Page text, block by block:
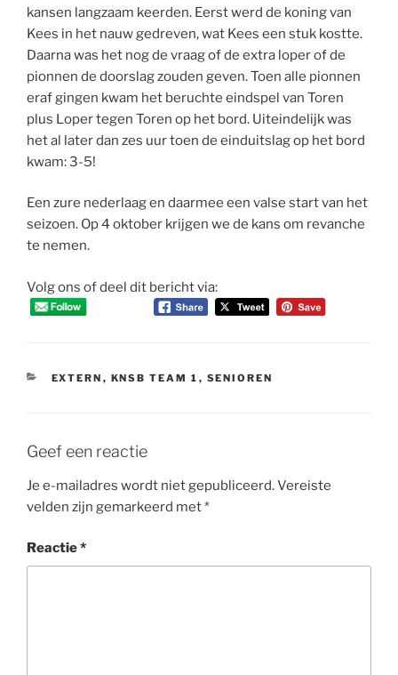
kansen langzaam keerden. Eerst werd de koning van
Kees in het nauw gedreven, wat Kees een stuk kostte.
Daarna was het nog de vraag of de extra loper of de
pionnen de doorslag zouden geven. Toen alle pionnen
eraf gingen kwam het beruchte eindspel van Toren
plus Loper tegen Toren op het bord. Uiteindelijk was
het al later dan zes uur toen de einduitslag op het bord
kwam: 3-5!
Een zure nederlaag en daarmee een valse start van het
seizoen. Op 4 oktober krijgen we de kans om revanche
te nemen.
Volg ons of deel dit bericht via:
CATEGORIEËN
EXTERN , KNSB TEAM 1 , SENIOREN
Geef een reactie
Je e-mailadres wordt niet gepubliceerd.Vereiste
velden zijn gemarkeerd met*
Reactie*